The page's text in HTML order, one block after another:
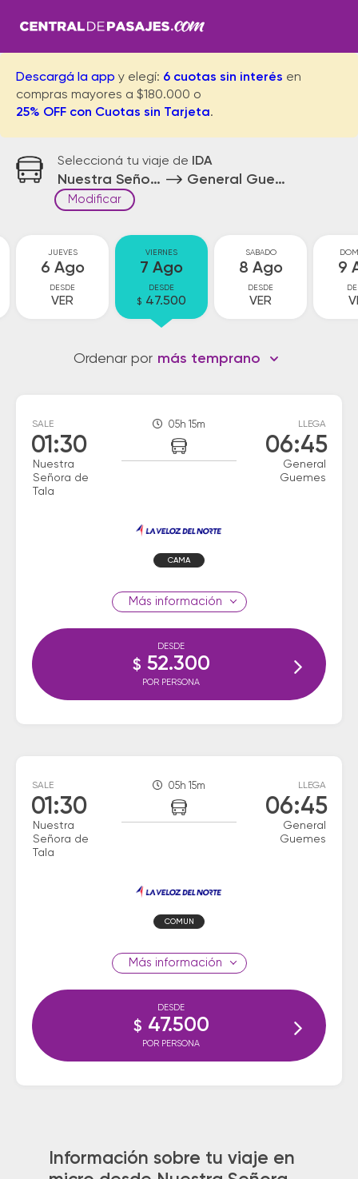
Descargá la app y elegí: 6 cuotas sin interés en
compras mayores a $180.000 o
25% OFF con Cuotas sin Tarjeta.
Seleccioná tu viaje de IDA
Nuestra Señora de Talav General Guemes
Modificar
JUEVES
6 Ago
DESDE
VER
VIERNES
7 Ago
DESDE
$ 47.500
SABADO
8 Ago
DESDE
VER
9
Ordenar por más temprano
SALE
01:30
Nuestra
Señora de
Tala
05h 15m LLEGA
06:45
General
Guemes
CAMA
información
DESDE
$ 52.300
POR PERSONA
SALE
01:30
Nuestra
Señora de
Tala
05h 15m LLEGA
06:45
General
Guemes
COMUN
información
DESDE
$ 47.500
POR PERSONA
Información sobre tu viaje en